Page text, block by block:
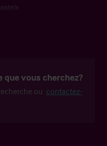
que vous cherchez?
ou contactez-